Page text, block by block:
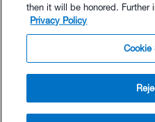
$186.00
© TrainingPeaks, LLC
then it will be honored. Further
Privacy Policy
Cookie